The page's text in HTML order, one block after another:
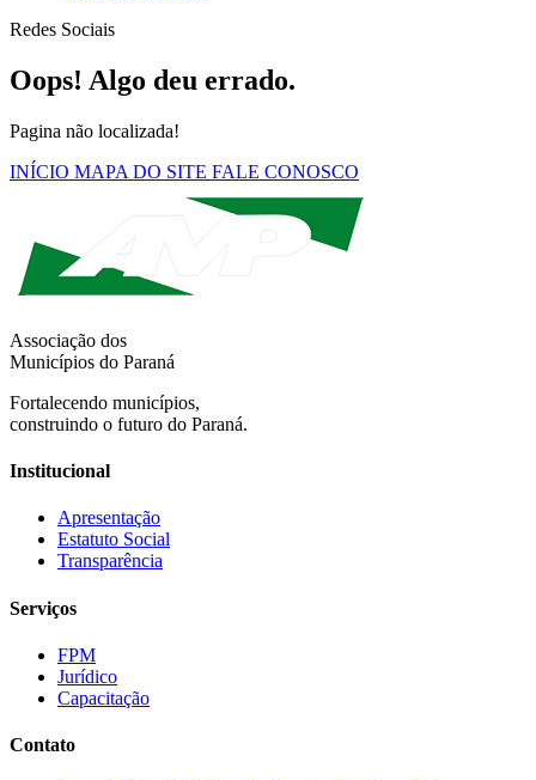
Redes Sociais
Oops! Algo deu errado.
Pagina não localizada!
INÍCIO MAPA DO SITE FALE CONOSCO
Associação dos
Municípios do Paraná
Fortalecendo municípios,
construindo o futuro do Paraná.
Institucional
Apresentação
Estatuto Social
Transparência
Serviços
FPM
Jurídico
Capacitação
Contato